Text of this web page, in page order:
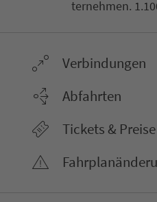
ter­neh­men.
Ver­bin­dungen
Abfahrten
Tickets & Preise